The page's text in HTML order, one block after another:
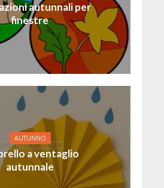
autunnali per
finestre
AUTUNNO
a ventaglio
autunnale